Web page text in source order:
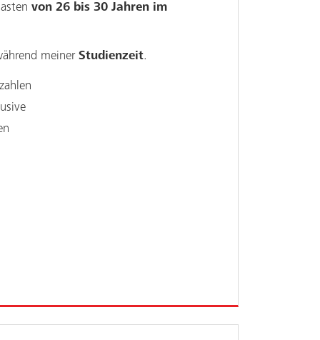
von 26 bis 30 Jahren im
meiner Studienzeit.